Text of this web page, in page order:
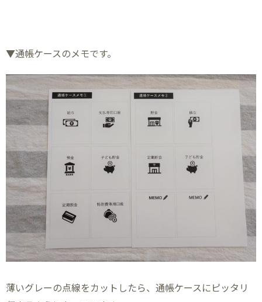
▼通帳ケースのメモです。
薄いグレーの点線をカットしたら、通帳ケースにピッタリ